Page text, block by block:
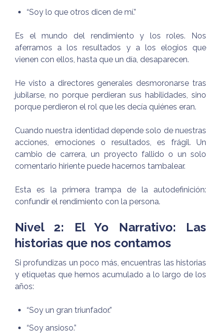
“Soy lo que otros dicen de mí.”
Es el mundo del rendimiento y los roles. Nos
aferramos a los resultados y a los elogios que
vienen con ellos, hasta que un día, desaparecen.
He visto a directores generales desmoronarse tras
jubilarse, no porque perdieran sus habilidades, sino
porque perdieron el rol que les decía quiénes eran.
Cuando nuestra identidad depende solo de nuestras
acciones, emociones o resultados, es frágil. Un
cambio de carrera, un proyecto fallido o un solo
comentario hiriente puede hacernos tambalear.
Esta es la primera trampa de la autodefinición:
confundir el rendimiento con la persona.
Nivel 2: El Yo Narrativo: Las
historias que nos contamos
Si profundizas un poco más, encuentras las historias
y etiquetas que hemos acumulado a lo largo de los
años:
“Soy un gran triunfador.”
“Soy ansioso.”